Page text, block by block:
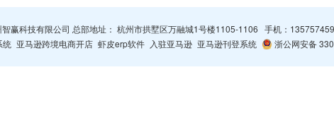
赢科技有限公司 总部地址： 杭州市拱墅区万融城1号楼1105-1106 手机：
统 亚马逊跨境电商开店 虾皮erp软件 入驻亚马逊 亚马逊刊登系统 浙公网安备